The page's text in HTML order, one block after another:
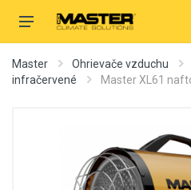
Master Ohrievače vzduchu
infračervené
Master XL61